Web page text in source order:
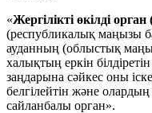
«Жергiлiктi өкiлдi орган
(республикалық маңызы
ауданның (облыстық
халықтың еркiн
заңдарына сәйкес оны
белгiлейтiн және
сайланбалы орган».